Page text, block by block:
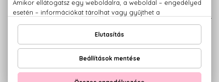
A bohém, energikusSisterland Red
RoseEau de Toilette puhán, púderesen
rózsás: ártatlanul flörtölős és emlékezetes
illat. A rózsa és az írisz páratlan duója
érvényesül az őszibarackon túl. A pralinés
alapjegy megadja a parfüm édeskés
aromáját, de nem hivalkodó vagy harsány